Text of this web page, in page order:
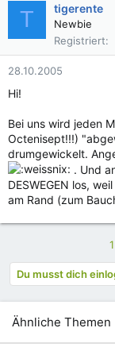
T tigerente
Newbie
Registriert
28.10.2005
Hi!
Bei uns wird jeden
Octenisept!!!)
drumgewickelt.
. Und
DESWEGEN los,
am Rand (zum
Du musst dich
Ähnliche Themen